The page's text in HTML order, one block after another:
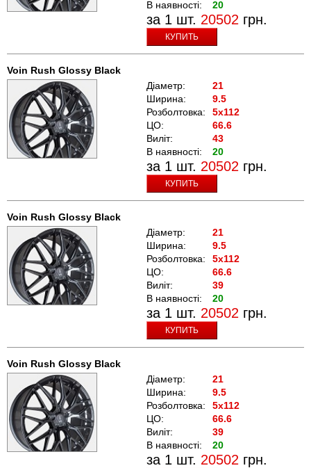
В наявності:
20
за 1 шт. 20502 грн.
КУПИТЬ
Voin Rush Glossy Black
Діаметр:
21
Ширина:
9.5
Розболтовка:
5x112
ЦО:
66.6
Виліт:
43
В наявності:
20
за 1 шт. 20502 грн.
КУПИТЬ
Voin Rush Glossy Black
Діаметр:
21
Ширина:
9.5
Розболтовка:
5x112
ЦО:
66.6
Виліт:
39
В наявності:
20
за 1 шт. 20502 грн.
КУПИТЬ
Voin Rush Glossy Black
Діаметр:
21
Ширина:
9.5
Розболтовка:
5x112
ЦО:
66.6
Виліт:
39
В наявності:
20
за 1 шт. 20502 грн.